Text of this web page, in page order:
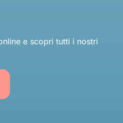
e scopri tutti i nostri